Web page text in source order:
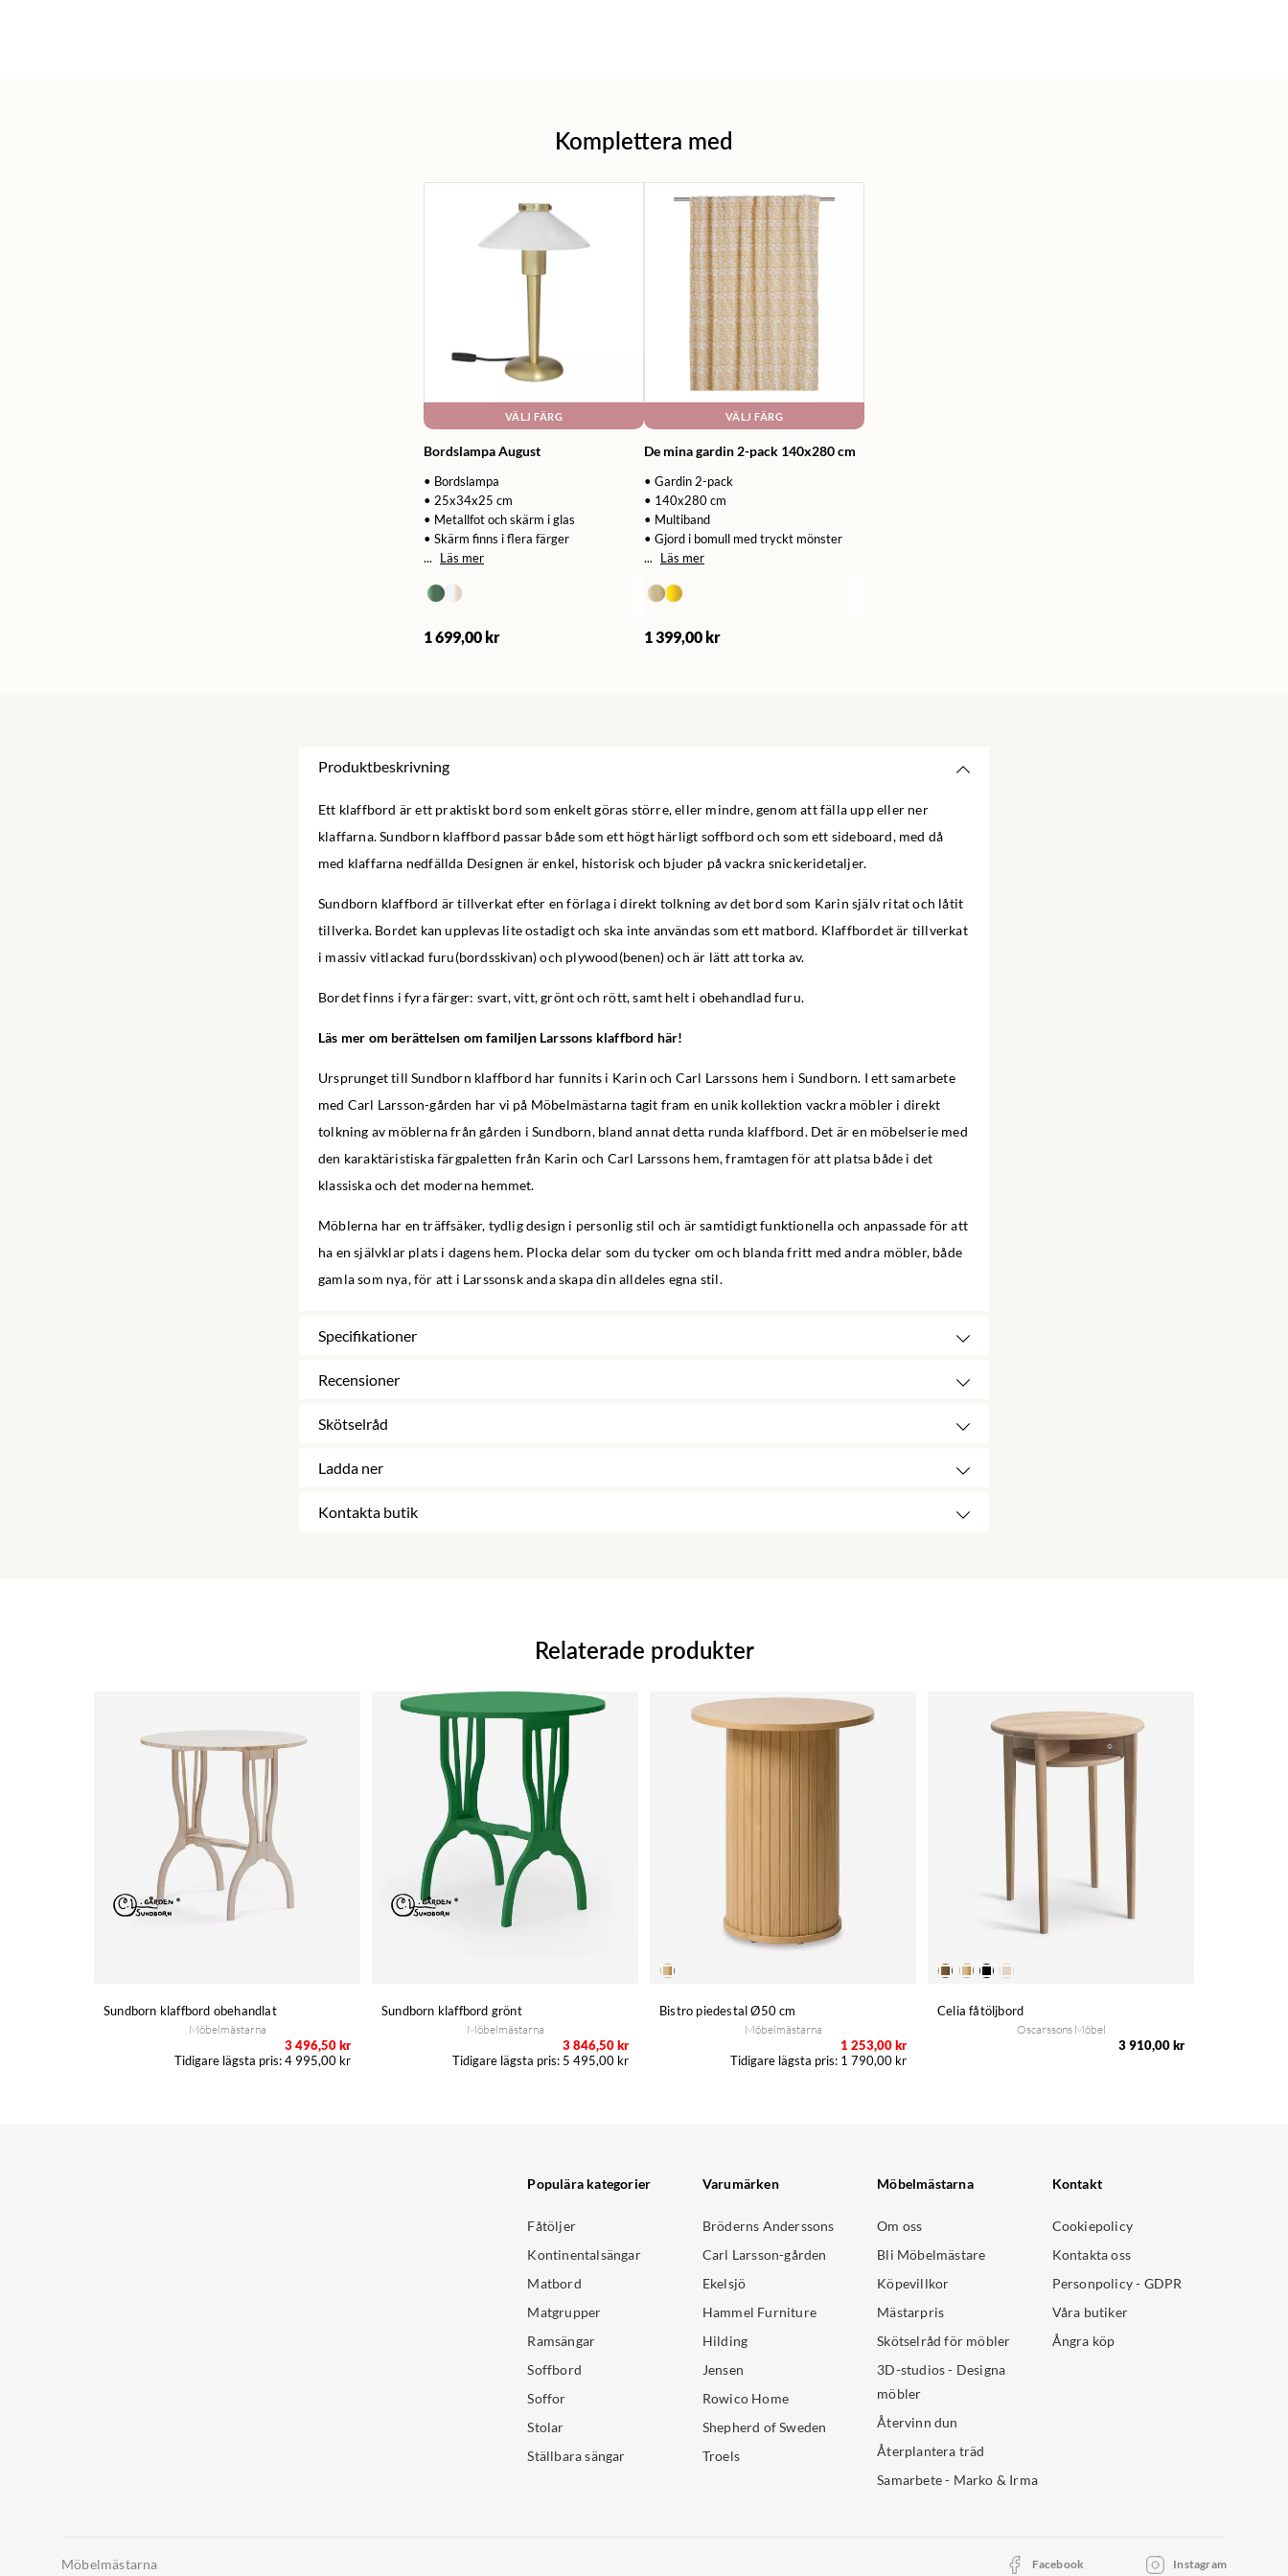
Komplettera med
VÄLJ FÄRG
Bordslampa August
• Bordslampa
• 25x34x25 cm
• Metallfot och skärm i glas
• Skärm finns i flera färger
...
Läs mer
1 699,00 kr
VÄLJ FÄRG
De mina gardin 2-pack 140x280 cm
• Gardin 2-pack
• 140x280 cm
• Multiband
• Gjord i bomull med tryckt mönster
...
Läs mer
1 399,00 kr
Produktbeskrivning
Ett klaffbord är ett praktiskt bord som enkelt göras större, eller mindre, genom att fälla upp eller ner
klaffarna. Sundborn klaffbord passar både som ett högt härligt soffbord och som ett sideboard, med då
med klaffarna nedfällda Designen är enkel, historisk och bjuder på vackra snickeridetaljer.
Sundborn klaffbord är tillverkat efter en förlaga i direkt tolkning av det bord som Karin själv ritat och låtit
tillverka. Bordet kan upplevas lite ostadigt och ska inte användas som ett matbord. Klaffbordet är tillverkat
i massiv vitlackad furu(bordsskivan) och plywood(benen) och är lätt att torka av.
Bordet finns i fyra färger: svart, vitt, grönt och rött, samt helt i obehandlad furu.
Läs mer om berättelsen om familjen Larssons klaffbord här!
Ursprunget till Sundborn klaffbord har funnits i Karin och Carl Larssons hem i Sundborn. I ett samarbete
med Carl Larsson-gården har vi på Möbelmästarna tagit fram en unik kollektion vackra möbler i direkt
tolkning av möblerna från gården i Sundborn, bland annat detta runda klaffbord. Det är en möbelserie med
den karaktäristiska färgpaletten från Karin och Carl Larssons hem, framtagen för att platsa både i det
klassiska och det moderna hemmet.
Möblerna har en träffsäker, tydlig design i personlig stil och är samtidigt funktionella och anpassade för att
ha en självklar plats i dagens hem. Plocka delar som du tycker om och blanda fritt med andra möbler, både
gamla som nya, för att i Larssonsk anda skapa din alldeles egna stil.
Specifikationer
Recensioner
Skötselråd
Ladda ner
Kontakta butik
Relaterade produkter
Sundborn klaffbord obehandlat
Möbelmästarna
3 496,50 kr
4 995,00 kr
Sundborn klaffbord grönt
Möbelmästarna
3 846,50 kr
5 495,00 kr
Bistro piedestal Ø50 cm
Möbelmästarna
1 253,00 kr
1 790,00 kr
Celia fåtöljbord
Oscarssons Möbel
3 910,00 kr
Populära kategorier
Fåtöljer
Kontinentalsängar
Matbord
Matgrupper
Ramsängar
Soffbord
Soffor
Stolar
Ställbara sängar
Varumärken
Bröderns Anderssons
Carl Larsson-gården
Ekelsjö
Hammel Furniture
Hilding
Jensen
Rowico Home
Shepherd of Sweden
Troels
Möbelmästarna
Om oss
Bli Möbelmästare
Köpevillkor
Mästarpris
Skötselråd för möbler
3D-studios - Designa
möbler
Återvinn dun
Återplantera träd
Samarbete - Marko & Irma
Kontakt
Cookiepolicy
Kontakta oss
Personpolicy - GDPR
Våra butiker
Ångra köp
Möbelmästarna Facebook Instagram